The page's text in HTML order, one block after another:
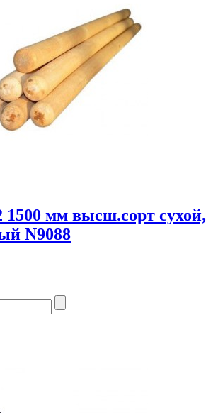
1500 мм высш.сорт сухой,
N9088